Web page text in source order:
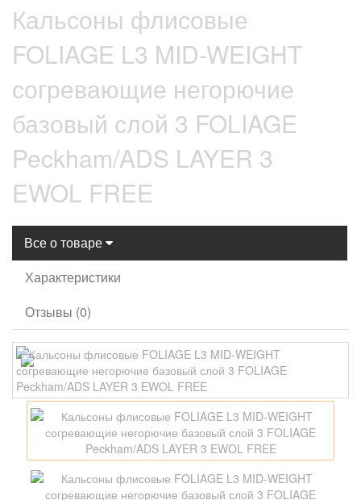
Кальсоны флисовые
FOLIAGE L3 MID-WEIGHT
согревающие негорючие
базовый слой 3 FOLIAGE
Peckham/ADS LAYER 3
EWOL FREE
Все о товаре
Характеристики
Отзывы (0)